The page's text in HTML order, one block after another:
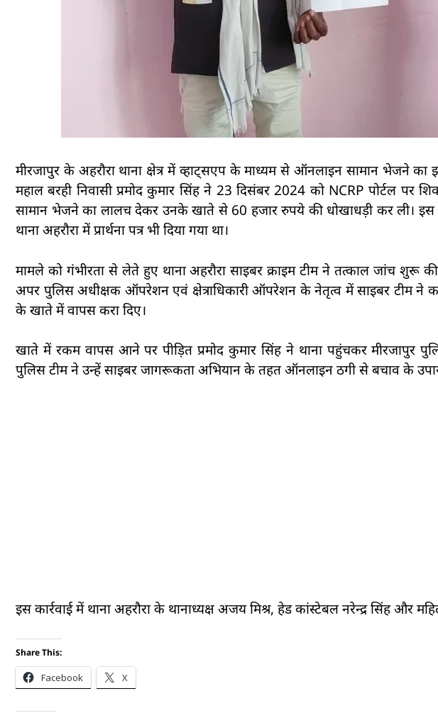
मीरजापुर के अहरौरा थाना क्षेत्र में व्हाट्सएप के माध्यम से ऑनलाइन सामान भेजने
महाल बरही निवासी प्रमोद कुमार सिंह ने 23 दिसंबर 2024 को NCRP पोर्टल पर
सामान भेजने का लालच देकर उनके खाते से 60 हजार रुपये की धोखाधड़ी कर ली।
थाना अहरौरा में प्रार्थना पत्र भी दिया गया था।
मामले को गंभीरता से लेते हुए थाना अहरौरा साइबर क्राइम टीम ने तत्काल जांच शुरू
अपर पुलिस अधीक्षक ऑपरेशन एवं क्षेत्राधिकारी ऑपरेशन के नेतृत्व में साइबर टीम ने
के खाते में वापस करा दिए।
खाते में रकम वापस आने पर पीड़ित प्रमोद कुमार सिंह ने थाना पहुंचकर मीरजापुर
पुलिस टीम ने उन्हें साइबर जागरूकता अभियान के तहत ऑनलाइन ठगी से बचाव के
इस कार्रवाई में थाना अहरौरा के थानाध्यक्ष अजय मिश्र, हेड कांस्टेबल नरेन्द्र सिंह और
Share This:
Facebook X